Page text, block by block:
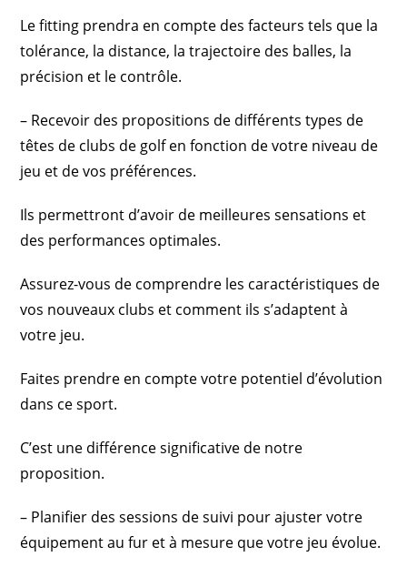
Le fitting prendra en compte des facteurs tels que la
tolérance, la distance, la trajectoire des balles, la
précision et le contrôle.
– Recevoir des propositions de différents types de
têtes de clubs de golf en fonction de votre niveau de
jeu et de vos préférences.
Ils permettront d’avoir de meilleures sensations et
des performances optimales.
Assurez-vous de comprendre les caractéristiques de
vos nouveaux clubs et comment ils s’adaptent à
votre jeu.
Faites prendre en compte votre potentiel d’évolution
dans ce sport.
C’est une différence significative de notre
proposition.
– Planifier des sessions de suivi pour ajuster votre
équipement au fur et à mesure que votre jeu évolue.